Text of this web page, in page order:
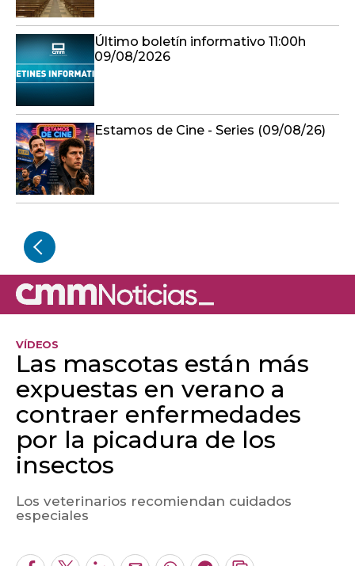
Último boletín informativo 11:00h
09/08/2026
Estamos de Cine - Series (09/08/26)
VÍDEOS
Las mascotas están más
expuestas en verano a
contraer enfermedades
por la picadura de los
insectos
Los veterinarios recomiendan cuidados
especiales
Algo salió mal.
An error occurred, please try again later.